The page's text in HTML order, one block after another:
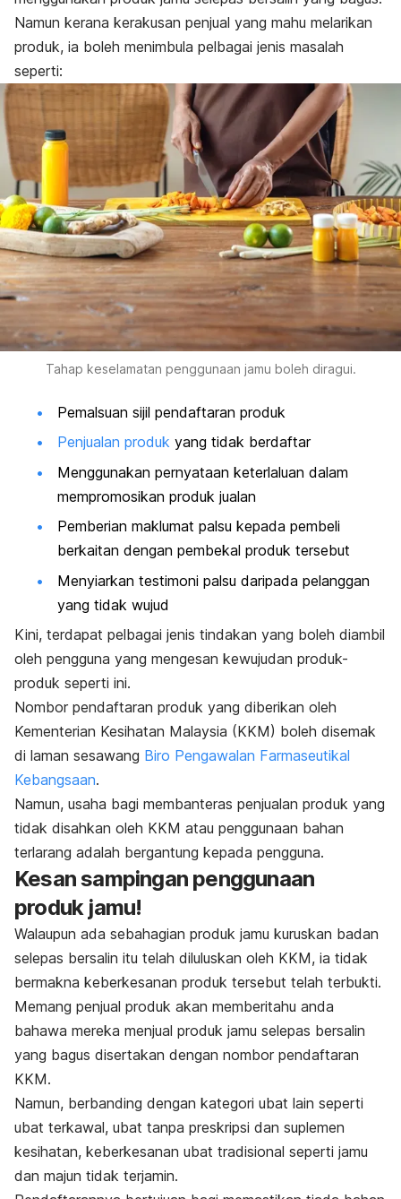
Namun kerana kerakusan penjual yang mahu melarikan
produk, ia boleh menimbula pelbagai jenis masalah
seperti:
Tahap keselamatan penggunaan jamu boleh diragui.
Pemalsuan sijil pendaftaran produk
Penjualan produk yang tidak berdaftar
Menggunakan pernyataan keterlaluan dalam
mempromosikan produk jualan
Pemberian maklumat palsu kepada pembeli
berkaitan dengan pembekal produk tersebut
Menyiarkan testimoni palsu daripada pelanggan
yang tidak wujud
Kini, terdapat pelbagai jenis tindakan yang boleh diambil
oleh pengguna yang mengesan kewujudan produk-
produk seperti ini.
Nombor pendaftaran produk yang diberikan oleh
Kementerian Kesihatan Malaysia (KKM) boleh disemak
di laman sesawang Biro Pengawalan Farmaseutikal
Kebangsaan.
Namun, usaha bagi membanteras penjualan produk yang
tidak disahkan oleh KKM atau penggunaan bahan
terlarang adalah bergantung kepada pengguna.
Kesan sampingan penggunaan
produk jamu!
Walaupun ada sebahagian produk jamu kuruskan badan
selepas bersalin itu telah diluluskan oleh KKM, ia tidak
bermakna keberkesanan produk tersebut telah terbukti.
Memang penjual produk akan memberitahu anda
bahawa mereka menjual produk jamu selepas bersalin
yang bagus disertakan dengan nombor pendaftaran
KKM.
Namun, berbanding dengan kategori ubat lain seperti
ubat terkawal, ubat tanpa preskripsi dan suplemen
kesihatan, keberkesanan ubat tradisional seperti jamu
dan majun tidak terjamin.